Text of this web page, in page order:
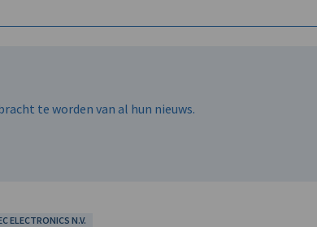
te worden van al hun nieuws.
ELECTRONICS N.V.